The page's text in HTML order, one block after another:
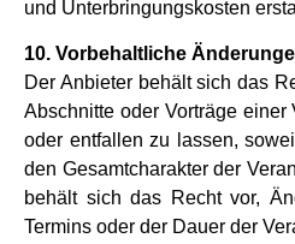
und Unter­brin­gungs­ko­sten
10. Vor­be­halt­li­che
Der Anbie­ter behält sich das
Abschnitte oder Vor­träge einer
oder ent­fal­len zu las­sen,
den Gesamt­cha­rak­ter der
behält sich das Recht vor,
Ter­mins oder der Dauer der